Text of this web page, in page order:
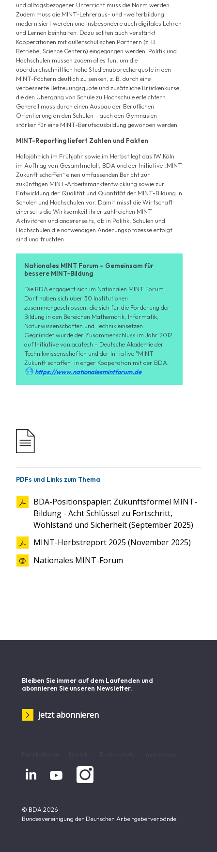
und alltagsbezogener Unterricht muss die Norm werden.
Zudem muss die MINT-Lehreraus- und -weiterbildung
modernisiert werden und insbesondere auch digitales Lehren
und Lernen beinhalten. Dazu sollten auch verstärkt
Kooperationen mit außerschulischen Partnern (z. B.
Betriebe, Science Centern) eingegangen werden. Politik und
Hochschulen müssen zudem alles tun, um die
überdurchschnittlich hohe Studienabbrecherquote in den
MINT-Fächern deutlich zu senken, z. B. durch eine
verbesserte Betreuungsquote und zusätzliche Brückenkurse,
die den Übergang von Schule zu Hochschule erleichtern.
Generell muss durch einen Ausbau der Beruflichen
Orientierung an den Schulen – auch den Gymnasien -
stärker für eine MINT-Berufsausbildung geworben werden.
MINT-Reporting liefert Zahlen und Fakten
Halbjährlich im Frühjahr sowie im Herbst legt das IW Köln
im Auftrag von Gesamtmetall, BDA und der Initiative „MINT
Zukunft schaffen“ einen umfassenden Bericht zur
zukünftigen MINT-Arbeitsmarktentwicklung sowie zur
Entwicklung der Qualität und Quantität der MINT-Bildung in
Schulen und Hochschulen vor. Damit misst die Wirtschaft
einerseits die Wirksamkeit ihrer zahlreichen MINT-
Aktivitäten und andererseits, ob in Politik, Schulen und
Hochschulen die notwendigen Änderungsprozesse erfolgt
sind und fruchten.
Nationales MINT Forum – Gemeinsam für
bessere MINT-Bildung
Die BDA engagiert sich im Nationalen MINT Forum.
Dort haben sich über 30 Institutionen
zusammengeschlossen, die sich für die Förderung der
Bildung in den Bereichen Mathematik, Informatik,
Naturwissenschaften und Technik einsetzen.
Gegründet wurde der Zusammenschluss im Jahr 2012
auf Initiative von acatech – Deutsche Akademie der
Technikwissenschaften und der Initiative "MINT
Zukunft schaffen" in enger Kooperation mit der BDA.
 https://www.nationalesmintforum.de
PDFs und Links zum Thema
BDA-Positionspapier: Zukunftsformel MINT-
Bildung - Acht Schlüssel zu Fortschritt,
Wohlstand und Sicherheit (September 2025)
MINT-Herbstreport 2025 (November 2025)
Nationales MINT-Forum
Bleiben Sie immer auf dem Laufenden und
abonnieren Sie unseren Newsletter.
jetzt abonnieren
 
© BDA 2026
Bundesvereinigung der Deutschen Arbeitgeberverbände